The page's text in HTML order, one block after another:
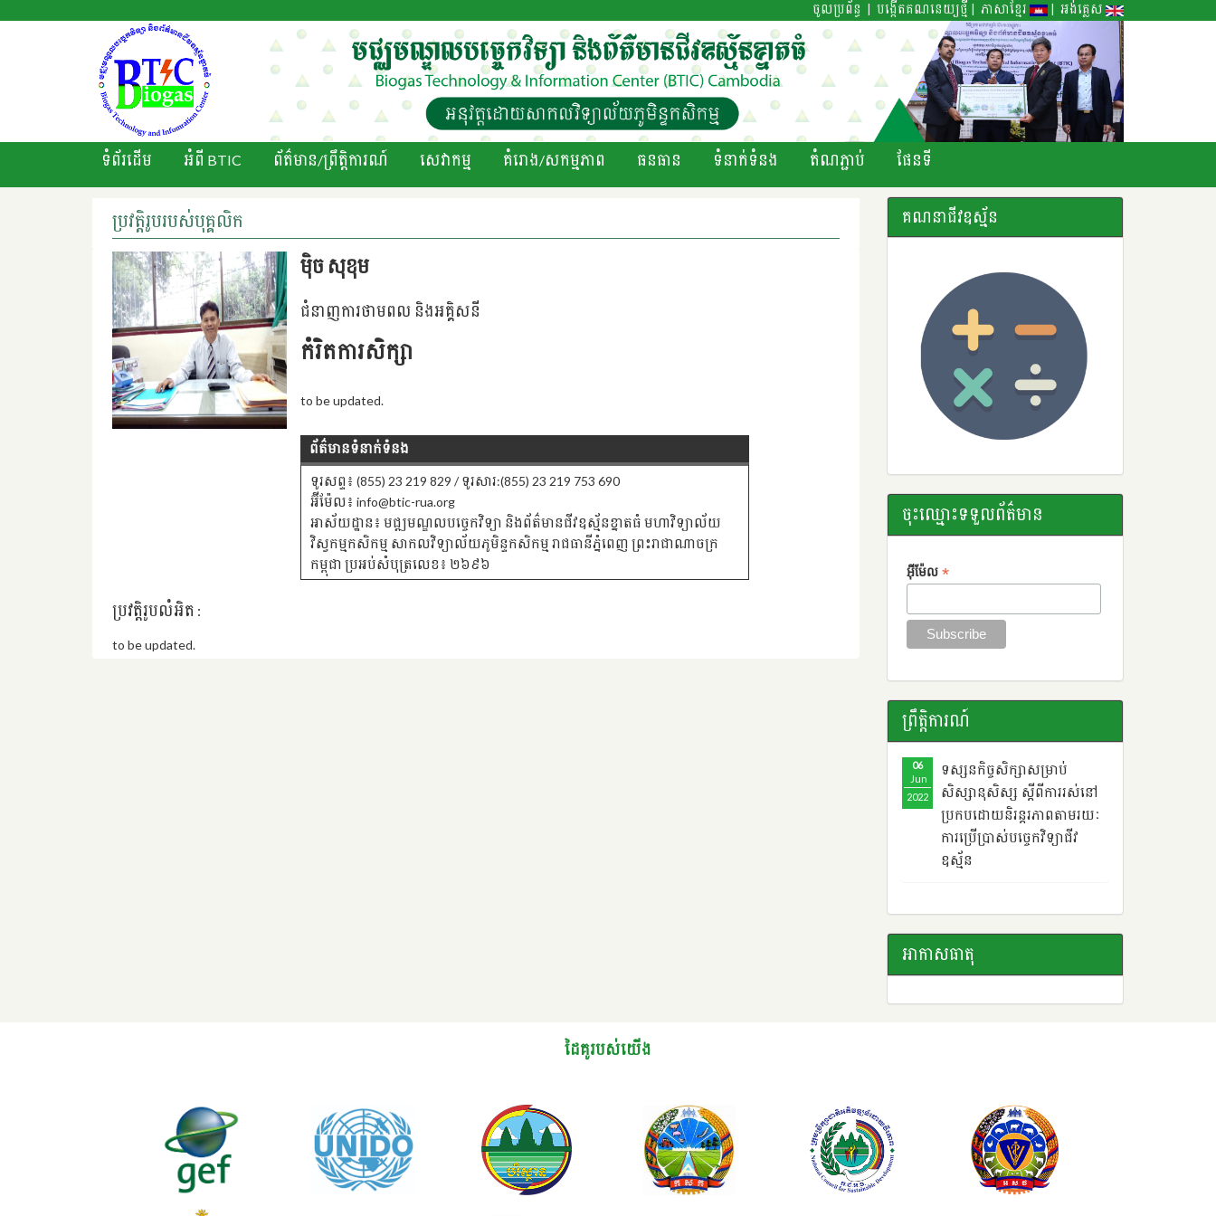
អង់គ្លេស
ភាសាខ្មែរ |
បង្កើតគណនេយ្យថ្មី |
ចូលប្រព័ន្ធ |
ទំព័រដើម អំពី BTIC ព័ត៌មាន/ព្រឹតិ្តការណ៍ សេវាកម្ម គំរោង/សកម្មភាព ធនធាន ទំនាក់ទំនង តំណភ្ជាប់ ផែនទី
ប្រវត្តិរូបរបស់បុគ្គលិក
មុិច សុខុម
ជំនាញការថាមពល និងអគ្គិសនី
កំរិតការសិក្សា
to be updated.
ព័ត៌មានទំនាក់ទំនង
ទូរសព្ទ៖ (855) 23 219 829 / ទូរសារ:(855) 23 219 753 690
អ៊ីម៉ែល៖ info@btic-rua.org
អាស័យដ្ឋាន៖ មជ្ឍមណ្ឌលបចេ្ចកវិទ្យា និងព័ត៌មានជីវឧស្ម័នខ្នាតធំ មហាវិទ្យាល័យ
វិស្វកម្មកសិកម្ម សាកលវិទ្យាល័យភូមិន្ទកសិកម្ម រាជធានីភ្នំពេញ ព្រះរាជាណាចក្រ
កម្ពុជា ប្រអប់សំបុត្រលេខ៖ ២៦៩៦
ប្រវត្តិរូបលំអិត :
to be updated.
គណនាជីវឧស្ម័ន
ចុះឈ្មោះទទួលព័ត៌មាន
អ៊ីម៉ែល*
ព្រឹតិ្តការណ៍
06
Jun
2022
ទស្សនកិច្ចសិក្សាសម្រាប់
សិស្សានុសិស្ស ​ស្តីពី​ការរស់នៅ
ប្រកបដោយនិរន្តរភាពតាមរយៈ
ការប្រើប្រាស់បច្ចេកវិទ្យាជីវ
ឧស្ម័ន
អាកាសធាតុ
ដៃគូរបស់យើង